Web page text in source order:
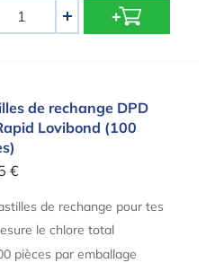
+
DPD n°3 Rapid Lovibond
de rechange DPD
Lovibond (100
€
de rechange pour tes
manuels Lovibond
le chlore total
pièces par emballage